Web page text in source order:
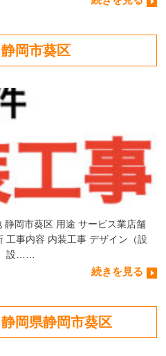
岡市葵区
岡市葵区 用途 サービス業店舗
工事内容 内装工事 デザイン（設
設……
続きを見る
岡県静岡市葵区